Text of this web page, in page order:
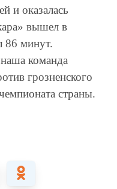
и оказалась
вышел в
86 минут.
команда
грозненского
страны.